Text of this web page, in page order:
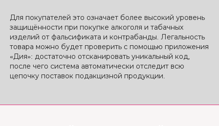
Для покупателей это означает более высокий уровень
защищённости при покупке алкоголя и табачных
изделий от фальсификата и контрабанды. Легальность
товара можно будет проверить с помощью приложения
«Дия»: достаточно отсканировать уникальный код,
после чего система автоматически отследит всю
цепочку поставок подакцизной продукции.